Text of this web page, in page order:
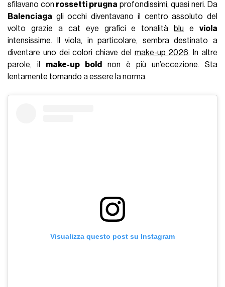
sfilavano con rossetti prugna profondissimi, quasi neri. Da
Balenciaga gli occhi diventavano il centro assoluto del
volto grazie a cat eye grafici e tonalità
blu e viola
intensissime. Il viola, in particolare, sembra destinato a
diventare uno dei colori chiave del make-up 2026. In altre
parole, il make-up bold
non è più un’eccezione. Sta
lentamente tornando a essere la norma.
Visualizza questo post su Instagram